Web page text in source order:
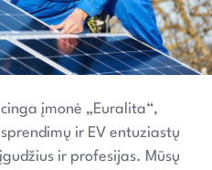
įmonė „Euralita“,
ir EV entuziastų
ir profesijas. Mūsų